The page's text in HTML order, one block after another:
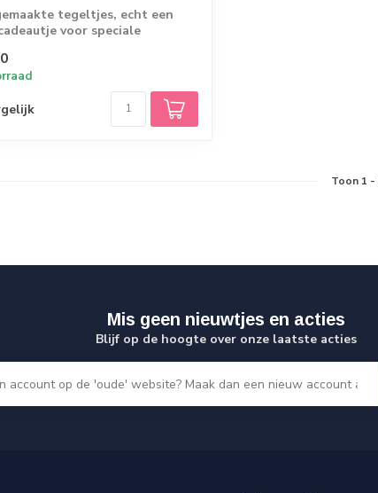
tegeltjes, echt een
voor speciale
Toon 1 -
Mis geen nieuwtjes en acties
Blijf op de hoogte over onze laatste acties